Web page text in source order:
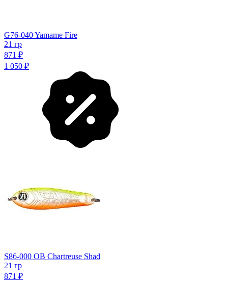
G76-040 Yamame Fire
21 гр
871 ₽
1 050 ₽
S86-000 OB Chartreuse Shad
21 гр
871 ₽